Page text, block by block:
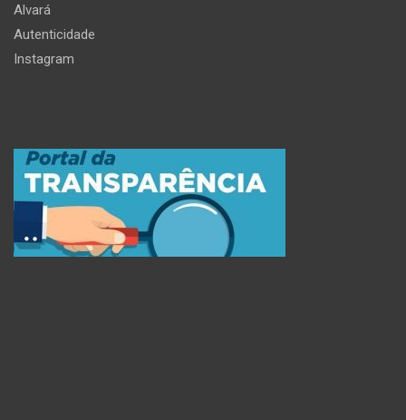
Alvará
Autenticidade
Instagram